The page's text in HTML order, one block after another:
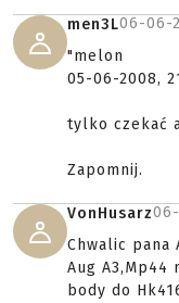
men3L06-06-
"melon
05-06-2008,
tylko czekać
Zapomnij.
VonHusarz
Chwalic pana
Aug
body do